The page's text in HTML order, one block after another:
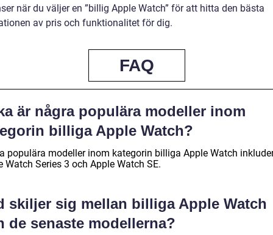
när du väljer en ”billig Apple Watch” för att hitta den bästa
av pris och funktionalitet för dig.
FAQ
är några populära modeller inom
billiga Apple Watch?
populära modeller inom kategorin billiga Apple Watch
Watch Series 3 och Apple Watch SE.
skiljer sig mellan billiga Apple Watch
de senaste modellerna?